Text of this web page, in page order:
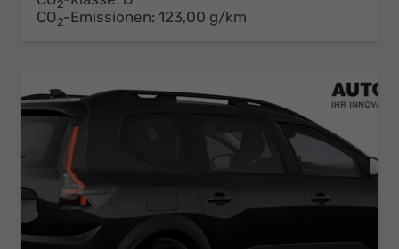
2
CO2-Emissionen: 123,00 g/km